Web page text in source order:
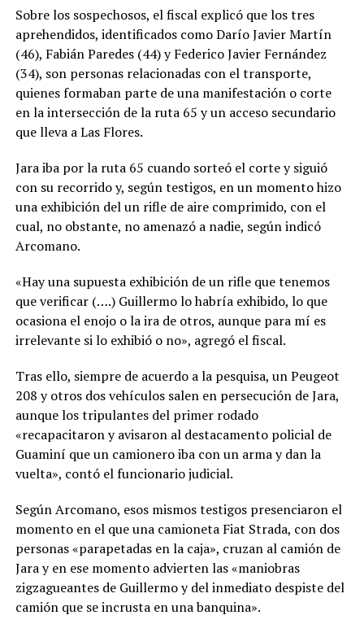
Sobre los sospechosos, el fiscal explicó que los tres
aprehendidos, identificados como Darío Javier Martín
(46), Fabián Paredes (44) y Federico Javier Fernández
(34), son personas relacionadas con el transporte,
quienes formaban parte de una manifestación o corte
en la intersección de la ruta 65 y un acceso secundario
que lleva a Las Flores.
Jara iba por la ruta 65 cuando sorteó el corte y siguió
con su recorrido y, según testigos, en un momento hizo
una exhibición del un rifle de aire comprimido, con el
cual, no obstante, no amenazó a nadie, según indicó
Arcomano.
«Hay una supuesta exhibición de un rifle que tenemos
que verificar (….) Guillermo lo habría exhibido, lo que
ocasiona el enojo o la ira de otros, aunque para mí es
irrelevante si lo exhibió o no», agregó el fiscal.
Tras ello, siempre de acuerdo a la pesquisa, un Peugeot
208 y otros dos vehículos salen en persecución de Jara,
aunque los tripulantes del primer rodado
«recapacitaron y avisaron al destacamento policial de
Guaminí que un camionero iba con un arma y dan la
vuelta», contó el funcionario judicial.
Según Arcomano, esos mismos testigos presenciaron el
momento en el que una camioneta Fiat Strada, con dos
personas «parapetadas en la caja», cruzan al camión de
Jara y en ese momento advierten las «maniobras
zigzagueantes de Guillermo y del inmediato despiste del
camión que se incrusta en una banquina».